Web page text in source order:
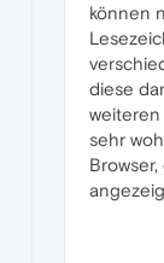
können
diese
weiteren
sehr